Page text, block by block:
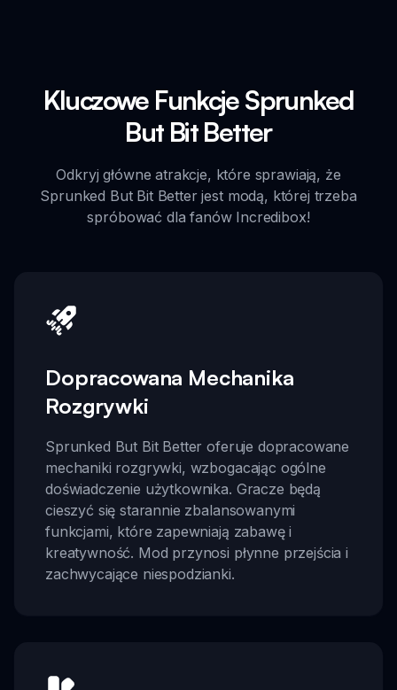
Kluczowe Funkcje Sprunked
But Bit Better
Odkryj główne atrakcje, które sprawiają, że
Sprunked But Bit Better jest modą, której trzeba
spróbować dla fanów Incredibox!
Dopracowana Mechanika
Rozgrywki
Sprunked But Bit Better oferuje dopracowane
mechaniki rozgrywki, wzbogacając ogólne
doświadczenie użytkownika. Gracze będą
cieszyć się starannie zbalansowanymi
funkcjami, które zapewniają zabawę i
kreatywność. Mod przynosi płynne przejścia i
zachwycające niespodzianki.